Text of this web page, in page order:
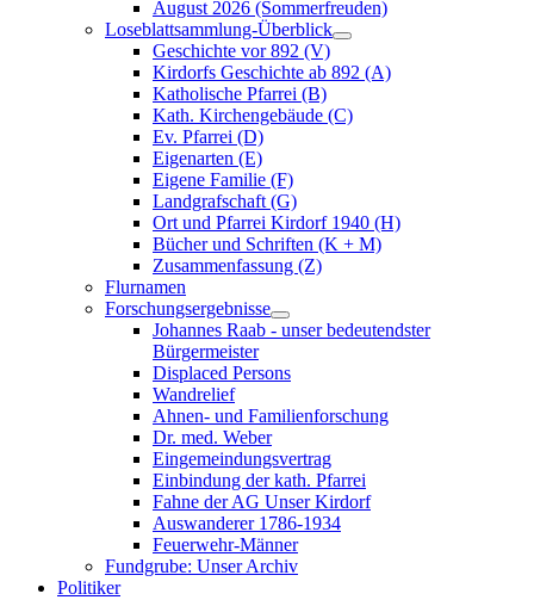
August 2026 (Sommerfreuden)
Loseblattsammlung-Überblick
Geschichte vor 892 (V)
Kirdorfs Geschichte ab 892 (A)
Katholische Pfarrei (B)
Kath. Kirchengebäude (C)
Ev. Pfarrei (D)
Eigenarten (E)
Eigene Familie (F)
Landgrafschaft (G)
Ort und Pfarrei Kirdorf 1940 (H)
Bücher und Schriften (K + M)
Zusammenfassung (Z)
Flurnamen
Forschungsergebnisse
Johannes Raab - unser bedeutendster
Bürgermeister
Displaced Persons
Wandrelief
Ahnen- und Familienforschung
Dr. med. Weber
Eingemeindungsvertrag
Einbindung der kath. Pfarrei
Fahne der AG Unser Kirdorf
Auswanderer 1786-1934
Feuerwehr-Männer
Fundgrube: Unser Archiv
Politiker